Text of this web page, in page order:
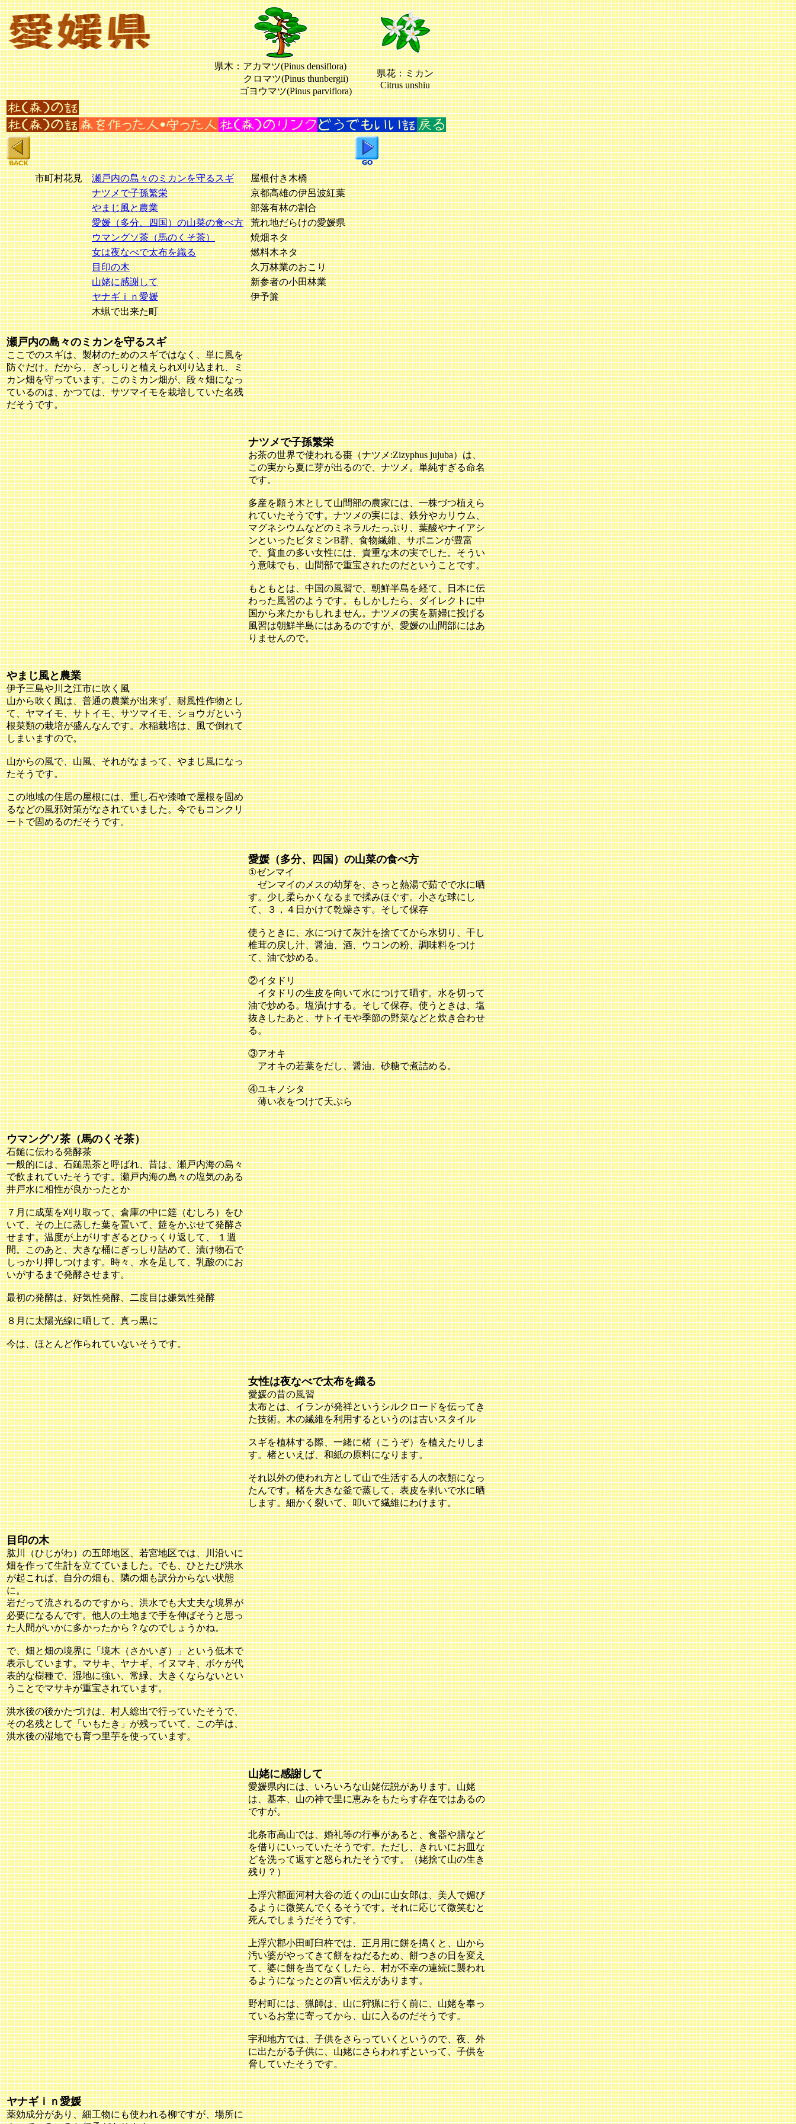
県木：アカマツ(Pinus densiflora)
クロマツ(Pinus thunbergii)
ゴヨウマツ(Pinus parviflora)
県花：ミカン
Citrus unshiu
市町村花見 瀬戸内の島々のミカンを守るスギ
屋根付き木橋
ナツメで子孫繁栄
京都高雄の伊呂波紅葉
やまじ風と農業
部落有林の割合
愛媛（多分、四国）の山菜の食べ方
荒れ地だらけの愛媛県
ウマングソ茶（馬のくそ茶）
焼畑ネタ
女は夜なべで太布を織る
燃料木ネタ
目印の木
久万林業のおこり
山姥に感謝して
新参者の小田林業
ヤナギｉｎ愛媛
伊予簾
木蝋で出来た町
瀬戸内の島々のミカンを守るスギ
ここでのスギは、製材のためのスギではなく、単に風を
防ぐだけ。だから、ぎっしりと植えられ刈り込まれ、ミ
カン畑を守っています。このミカン畑が、段々畑になっ
ているのは、かつては、サツマイモを栽培していた名残
だそうです。
ナツメで子孫繁栄
お茶の世界で使われる棗（ナツメ:Zizyphus jujuba）は、
この実から夏に芽が出るので、ナツメ。単純すぎる命名
です。
多産を願う木として山間部の農家には、一株づつ植えら
れていたそうです。ナツメの実には、鉄分やカリウム、
マグネシウムなどのミネラルたっぷり、葉酸やナイアシ
ンといったビタミンB群、食物繊維、サポニンが豊富
で、貧血の多い女性には、貴重な木の実でした。そうい
う意味でも、山間部で重宝されたのだということです。
もともとは、中国の風習で、朝鮮半島を経て、日本に伝
わった風習のようです。もしかしたら、ダイレクトに中
国から来たかもしれません。ナツメの実を新婦に投げる
風習は朝鮮半島にはあるのですが、愛媛の山間部にはあ
りませんので。
やまじ風と農業
伊予三島や川之江市に吹く風
山から吹く風は、普通の農業が出来ず、耐風性作物とし
て、ヤマイモ、サトイモ、サツマイモ、ショウガという
根菜類の栽培が盛んなんです。水稲栽培は、風で倒れて
しまいますので。
山からの風で、山風、それがなまって、やまじ風になっ
たそうです。
この地域の住居の屋根には、重し石や漆喰で屋根を固め
るなどの風邪対策がなされていました。今でもコンクリ
ートで固めるのだそうです。
愛媛（多分、四国）の山菜の食べ方
①ゼンマイ
ゼンマイのメスの幼芽を、さっと熱湯で茹でで水に晒
す。少し柔らかくなるまで揉みほぐす。小さな球にし
て、３，４日かけて乾燥さす。そして保存
使うときに、水につけて灰汁を捨ててから水切り、干し
椎茸の戻し汁、醤油、酒、ウコンの粉、調味料をつけ
て、油で炒める。
②イタドリ
イタドリの生皮を向いて水につけて晒す。水を切って
油で炒める。塩漬けする。そして保存。使うときは、塩
抜きしたあと、サトイモや季節の野菜などと炊き合わせ
る。
③アオキ
アオキの若葉をだし、醤油、砂糖で煮詰める。
④ユキノシタ
薄い衣をつけて天ぷら
ウマングソ茶（馬のくそ茶）
石鎚に伝わる発酵茶
一般的には、石鎚黒茶と呼ばれ、昔は、瀬戸内海の島々
で飲まれていたそうです。瀬戸内海の島々の塩気のある
井戸水に相性が良かったとか
７月に成葉を刈り取って、倉庫の中に筵（むしろ）をひ
いて、その上に蒸した葉を置いて、筵をかぶせて発酵さ
せます。温度が上がりすぎるとひっくり返して、 １週
間。このあと、大きな桶にぎっしり詰めて、漬け物石で
しっかり押しつけます。時々、水を足して、乳酸のにお
いがするまで発酵させます。
最初の発酵は、好気性発酵、二度目は嫌気性発酵
８月に太陽光線に晒して、真っ黒に
今は、ほとんど作られていないそうです。
女性は夜なべで太布を織る
愛媛の昔の風習
太布とは、イランが発祥というシルクロードを伝ってき
た技術。木の繊維を利用するというのは古いスタイル
スギを植林する際、一緒に楮（こうぞ）を植えたりしま
す。楮といえば、和紙の原料になります。
それ以外の使われ方として山で生活する人の衣類になっ
たんです。楮を大きな釜で蒸して、表皮を剥いで水に晒
します。細かく裂いて、叩いて繊維にわけます。
目印の木
肱川（ひじがわ）の五郎地区、若宮地区では、川沿いに
畑を作って生計を立てていました。でも、ひとたび洪水
が起これば、自分の畑も、隣の畑も訳分からない状態
に。
岩だって流されるのですから、洪水でも大丈夫な境界が
必要になるんです。他人の土地まで手を伸ばそうと思っ
た人間がいかに多かったから？なのでしょうかね。
で、畑と畑の境界に「境木（さかいぎ）」という低木で
表示しています。マサキ、ヤナギ、イヌマキ、ボケが代
表的な樹種で、湿地に強い、常緑、大きくならないとい
うことでマサキが重宝されています。
洪水後の後かたづけは、村人総出で行っていたそうで、
その名残として「いもたき」が残っていて、この芋は、
洪水後の湿地でも育つ里芋を使っています。
山姥に感謝して
愛媛県内には、いろいろな山姥伝説があります。山姥
は、基本、山の神で里に恵みをもたらす存在ではあるの
ですが。
北条市高山では、婚礼等の行事があると、食器や膳など
を借りにいっていたそうです。ただし、きれいにお皿な
どを洗って返すと怒られたそうです。（姥捨て山の生き
残り？）
上浮穴郡面河村大谷の近くの山に山女郎は、美人で媚び
るように微笑んでくるそうです。それに応じて微笑むと
死んでしまうだそうです。
上浮穴郡小田町臼杵では、正月用に餅を搗くと、山から
汚い婆がやってきて餅をねだるため、餅つきの日を変え
て、婆に餅を当てなくしたら、村が不幸の連続に襲われ
るようになったとの言い伝えがあります。
野村町には、猟師は、山に狩猟に行く前に、山姥を奉っ
ているお堂に寄ってから、山に入るのだそうです。
宇和地方では、子供をさらっていくというので、夜、外
に出たがる子供に、山姥にさらわれずといって、子供を
脅していたそうです。
ヤナギｉｎ愛媛
薬効成分があり、細工物にも使われる柳ですが、場所に